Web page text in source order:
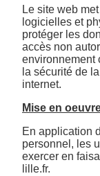
Le site web
logicielles et
protéger les
accès non
environnement
la sécurité de
internet.
Mise en
En application
personnel, les
exercer en
lille.fr.